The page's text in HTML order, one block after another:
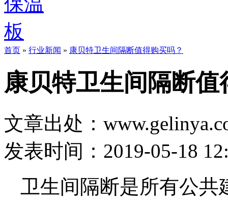
首页 » 行业新闻 » 康贝特卫生间隔断值得购买吗？
康贝特卫生间隔断值
文章出处：
发表时间：2019-05-18
卫生间隔断是所有公